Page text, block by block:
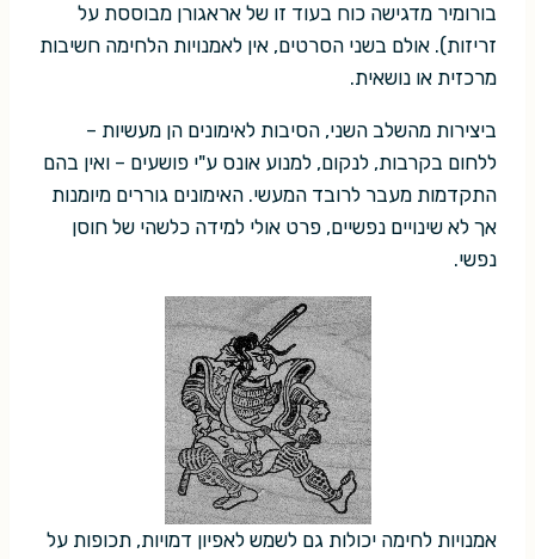
בורומיר מדגישה כוח בעוד זו של אראגורן מבוססת על
זריזות). אולם בשני הסרטים, אין לאמנויות הלחימה חשיבות
מרכזית או נושאית.
ביצירות מהשלב השני, הסיבות לאימונים הן מעשיות –
ללחום בקרבות, לנקום, למנוע אונס ע"י פושעים – ואין בהם
התקדמות מעבר לרובד המעשי. האימונים גוררים מיומנות
אך לא שינויים נפשיים, פרט אולי למידה כלשהי של חוסן
נפשי.
אמנויות לחימה יכולות גם לשמש לאפיון דמויות, תכופות על